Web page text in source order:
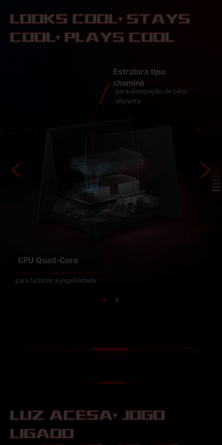
LOOKS COOL, STAYS
COOL, PLAYS COOL
LUZ ACESA, JOGO
LIGADO